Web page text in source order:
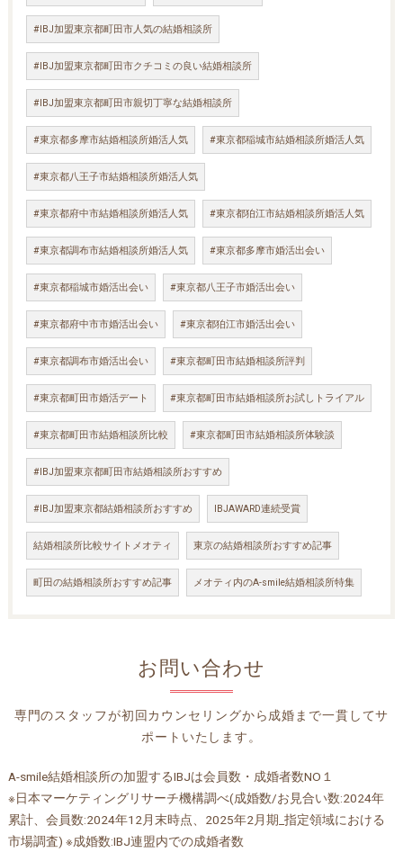
#IBJ加盟東京都町田市人気の結婚相談所
#IBJ加盟東京都町田市クチコミの良い結婚相談所
#IBJ加盟東京都町田市親切丁寧な結婚相談所
#東京都多摩市結婚相談所婚活人気 #東京都稲城市結婚相談所婚活人気
#東京都八王子市結婚相談所婚活人気
#東京都府中市結婚相談所婚活人気 #東京都狛江市結婚相談所婚活人気
#東京都調布市結婚相談所婚活人気 #東京都多摩市婚活出会い
#東京都稲城市婚活出会い #東京都八王子市婚活出会い
#東京都府中市市婚活出会い #東京都狛江市婚活出会い
#東京都調布市婚活出会い #東京都町田市結婚相談所評判
#東京都町田市婚活デート #東京都町田市結婚相談所お試しトライアル
#東京都町田市結婚相談所比較 #東京都町田市結婚相談所体験談
#IBJ加盟東京都町田市結婚相談所おすすめ
#IBJ加盟東京都結婚相談所おすすめ IBJAWARD連続受賞
結婚相談所比較サイトメオティ 東京の結婚相談所おすすめ記事
町田の結婚相談所おすすめ記事 メオティ内のA-smile結婚相談所特集
専門のスタッフが初回カウンセリングから成婚まで一貫してサ
ポートいたします。
お問い合わせ
A-smile結婚相談所の加盟するIBJは会員数・成婚者数NO１
※日本マーケティングリサーチ機構調べ(成婚数/お見合い数:2024年
累計、会員数:2024年12月末時点、2025年2月期_指定領域における
市場調査) ※成婚数:IBJ連盟内での成婚者数